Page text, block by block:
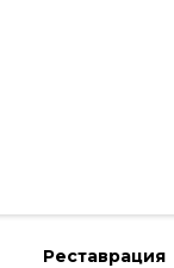
Реставрация